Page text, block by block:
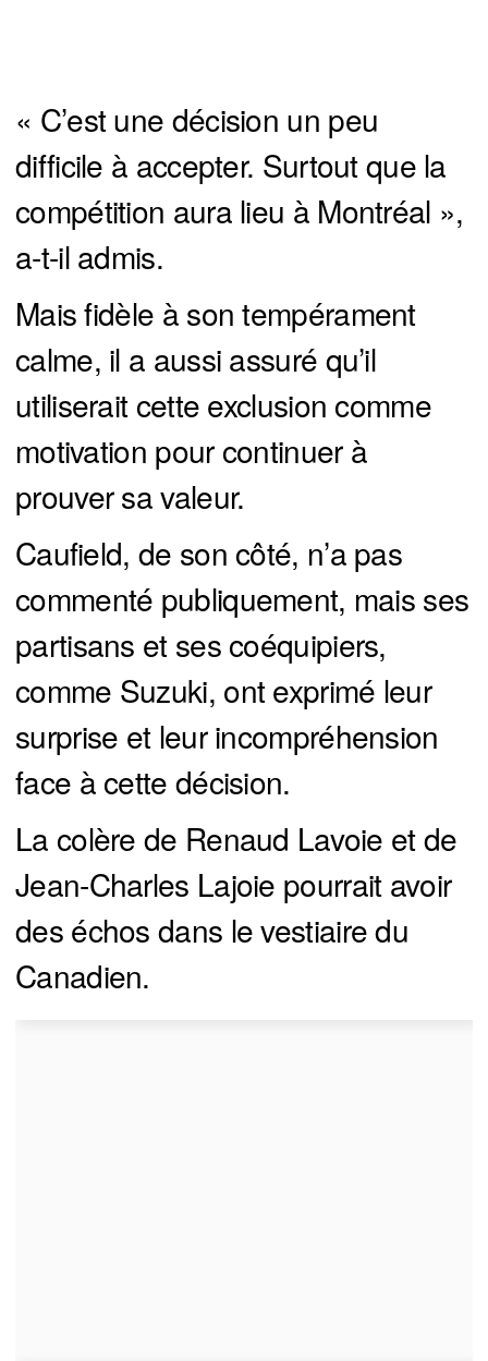
« C’est une décision un peu
difficile à accepter. Surtout que la
compétition aura lieu à Montréal »,
a-t-il admis.
Mais fidèle à son tempérament
calme, il a aussi assuré qu’il
utiliserait cette exclusion comme
motivation pour continuer à
prouver sa valeur.
Caufield, de son côté, n’a pas
commenté publiquement, mais ses
partisans et ses coéquipiers,
comme Suzuki, ont exprimé leur
surprise et leur incompréhension
face à cette décision.
La colère de Renaud Lavoie et de
Jean-Charles Lajoie pourrait avoir
des échos dans le vestiaire du
Canadien.